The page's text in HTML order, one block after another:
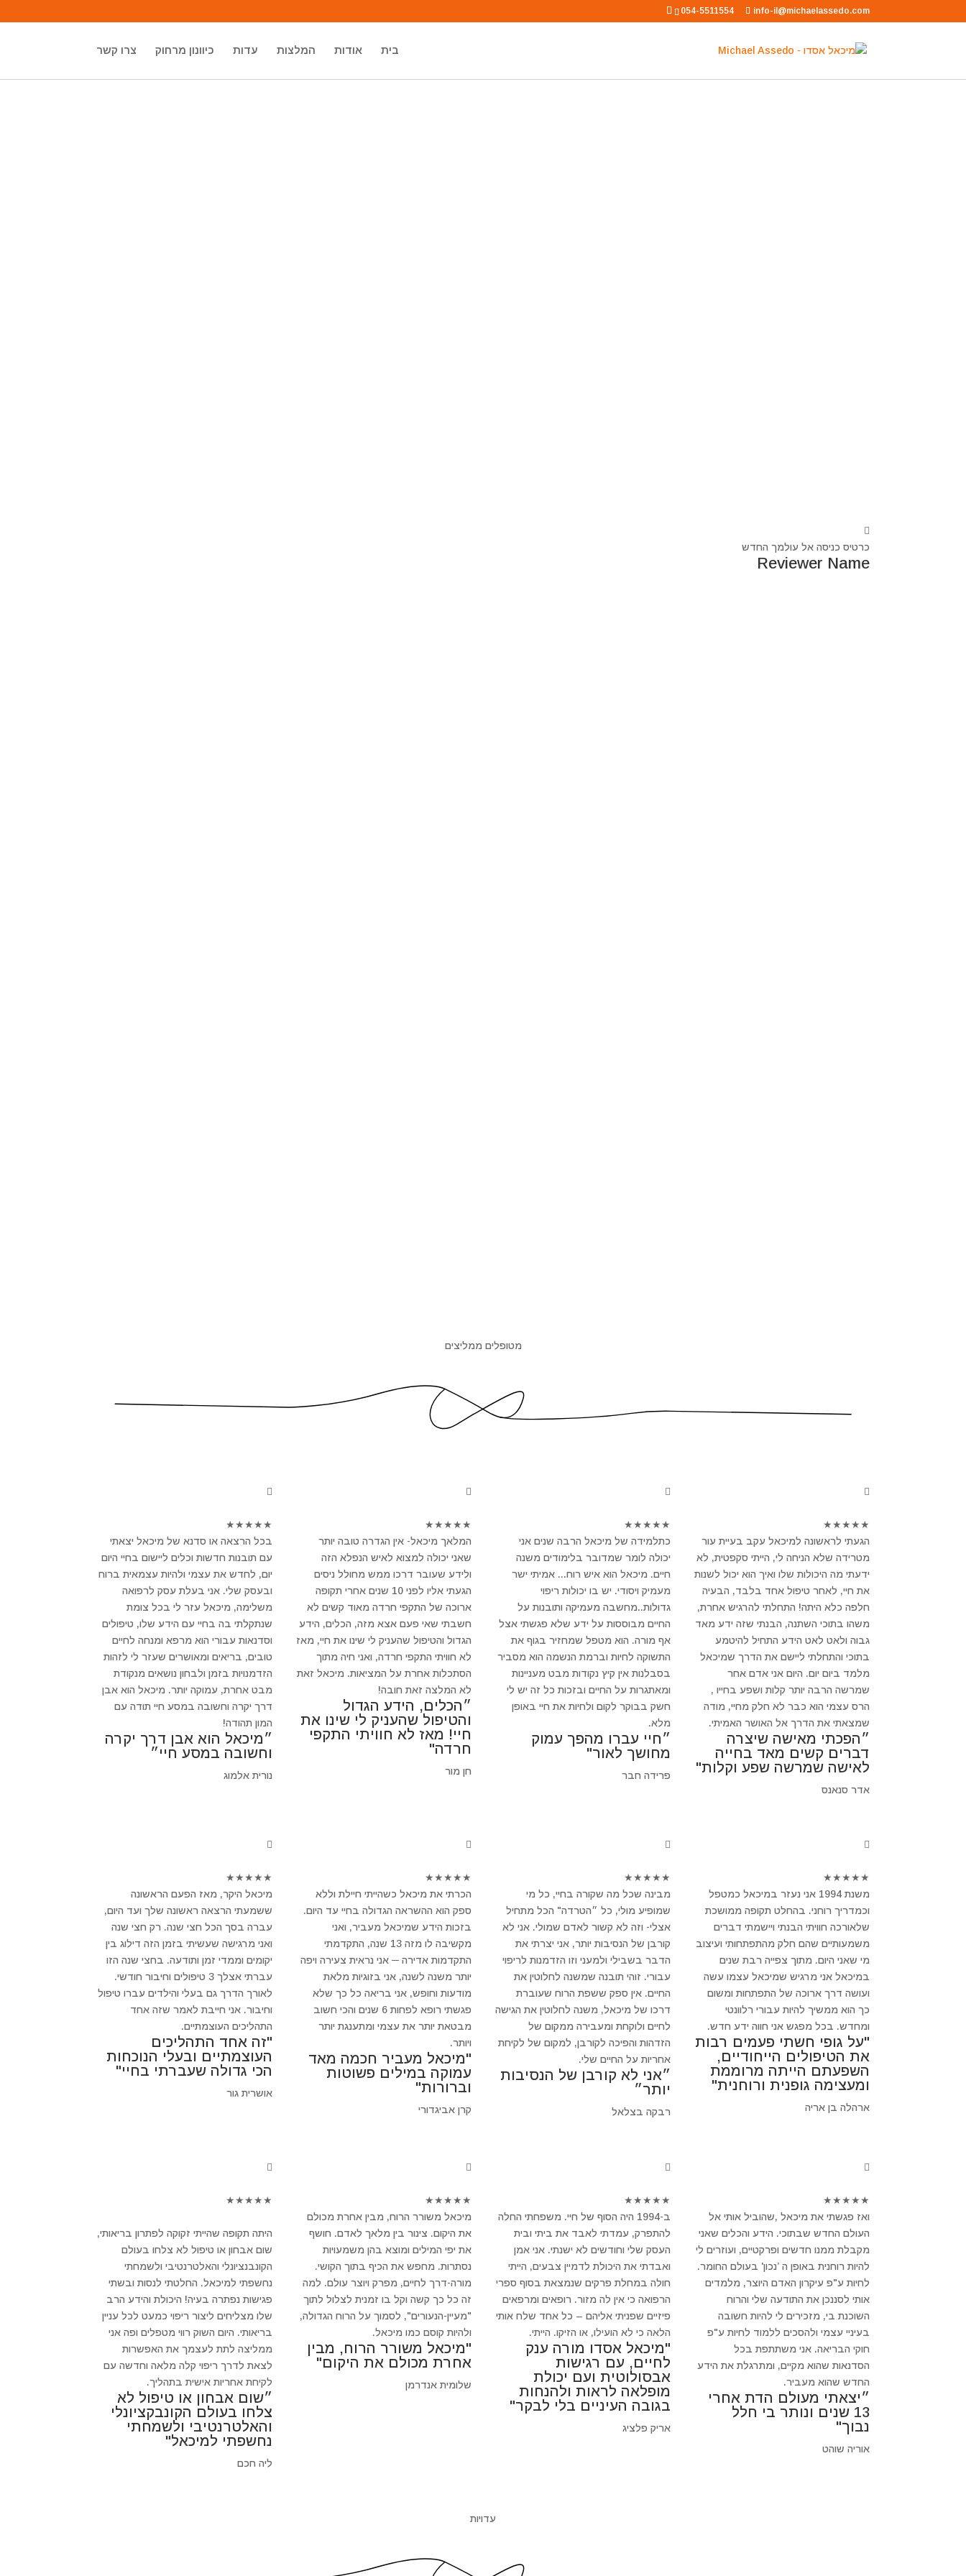
054-5511554 info-il@michaelassedo.com
בית אודות המלצות עדות כיוונון מרחוק צרו קשר
כרטיס כניסה אל עולמך החדש
Reviewer Name
מטופלים ממליצים
★
★
★
★
★
בכל הרצאה או סדנא של מיכאל יצאתי
עם תובנות חדשות וכלים ליישום בחיי היום
יום, לחדש את עצמי ולהיות עצמאית ברוח
ובעסק שלי. אני בעלת עסק לרפואה
משלימה, מיכאל עזר לי בכל צומת
שנתקלתי בה בחיי עם הידע שלו, טיפולים
וסדנאות עבורי הוא מרפא ומנחה לחיים
טובים, בריאים ומאושרים שעזר לי לזהות
הזדמנויות בזמן ולבחון נושאים מנקודת
מבט אחרת, עמוקה יותר. מיכאל הוא אבן
דרך יקרה וחשובה במסע חיי תודה עם
המון תהודה!
״מיכאל הוא אבן דרך יקרה
וחשובה במסע חיי״
נורית אלמוג
★
★
★
★
★
המלאך מיכאל- אין הגדרה טובה יותר
שאני יכולה למצוא לאיש הנפלא הזה
ולידע שעובר דרכו ממש מחולל ניסים
הגעתי אליו לפני 10 שנים אחרי תקופה
ארוכה של התקפי חרדה מאוד קשים לא
חשבתי שאי פעם אצא מזה, הכלים, הידע
הגדול והטיפול שהעניק לי שינו את חיי, מאז
לא חוויתי התקפי חרדה, ואני חיה מתוך
הסתכלות אחרת על המציאות. מיכאל זאת
לא המלצה זאת חובה!
״הכלים, הידע הגדול
והטיפול שהעניק לי שינו את
חיי! מאז לא חוויתי התקפי
חרדה"
חן מור
★
★
★
★
★
כתלמידה של מיכאל הרבה שנים אני
יכולה לומר שמדובר בלימודים משנה
חיים. מיכאל הוא איש רוח... אמיתי ישר
מעמיק ויסודי. יש בו יכולות ריפוי
גדולות..מחשבה מעמיקה ותובנות על
החיים מבוססות על ידע שלא פגשתי אצל
אף מורה. הוא מטפל שמחזיר בגוף את
התשוקה לחיות וברמת הנשמה הוא מסביר
בסבלנות אין קיץ נקודות מבט מעניינות
ומאתגרות על החיים ובזכות כל זה יש לי
חשק בבוקר לקום ולחיות את חיי באופן
מלא.
״חיי עברו מהפך עמוק
מחושך לאור"
פרידה חבר
★
★
★
★
★
הגעתי לראשונה למיכאל עקב בעיית עור
מטרידה שלא הניחה לי, הייתי סקפטית, לא
ידעתי מה היכולות שלו ואיך הוא יכול לשנות
את חיי, לאחר טיפול אחד בלבד, הבעיה
חלפה כלא היתה! התחלתי להרגיש אחרת,
משהו בתוכי השתנה, הבנתי שזה ידע מאד
גבוה ולאט לאט הידע התחיל להיטמע
בתוכי והתחלתי ליישם את הדרך שמיכאל
מלמד ביום יום. היום אני אדם אחר
שמרשה הרבה יותר קלות ושפע בחייו ,
הרס עצמי הוא כבר לא חלק מחיי, מודה
שמצאתי את הדרך אל האושר האמיתי.
״הפכתי מאישה שיצרה
דברים קשים מאד בחייה
לאישה שמרשה שפע וקלות"
אדר סנאנס
★
★
★
★
★
מיכאל היקר, מאז הפעם הראשונה
ששמעתי הרצאה ראשונה שלך ועד היום,
עברה בסך הכל חצי שנה. רק חצי שנה
ואני מרגישה שעשיתי בזמן הזה דילוג בין
יקומים וממדי זמן ותודעה. בחצי שנה הזו
עברתי אצלך 3 טיפולים וחיבור חודשי.
לאורך הדרך גם בעלי והילדים עברו טיפול
וחיבור. אני חייבת לאמר שזה אחד
התהליכים העוצמתיים.
"זה אחד התהליכים
העוצמתיים ובעלי הנוכחות
הכי גדולה שעברתי בחיי"
אושרית גור
★
★
★
★
★
הכרתי את מיכאל כשהייתי חיילת וללא
ספק הוא ההשראה הגדולה בחיי עד היום.
בזכות הידע שמיכאל מעביר, ואני
מקשיבה לו מזה 13 שנה, התקדמתי
התקדמות אדירה ─ אני נראית צעירה ויפה
יותר משנה לשנה, אני בזוגיות מלאת
מודעות וחופש, אני בריאה כל כך שלא
פגשתי רופא לפחות 6 שנים והכי חשוב
מבטאת יותר את עצמי ומתענגת יותר
ויותר.
"מיכאל מעביר חכמה מאד
עמוקה במילים פשוטות
וברורות"
קרן אביגדורי
★
★
★
★
★
מבינה שכל מה שקורה בחיי, כל מי
שמופיע מולי, כל ״הטרדה" הכל מתחיל
אצלי- וזה לא קשור לאדם שמולי. אני לא
קורבן של הנסיבות יותר, אני יצרתי את
הדבר בשבילי ולמעני וזו הזדמנות לריפוי
עבורי. זוהי תובנה שמשנה לחלוטין את
החיים. אין ספק ששפת הרוח שעוברת
דרכו של מיכאל, משנה לחלוטין את הגישה
לחיים ולוקחת ומעבירה ממקום של
הזדהות והפיכה לקורבן, למקום של לקיחת
אחריות על החיים שלי.
״אני לא קורבן של הנסיבות
יותר״
רבקה בצלאל
★
★
★
★
★
משנת 1994 אני נעזר במיכאל כמטפל
וכמדריך רוחני. בהחלט תקופה ממושכת
שלאורכה חוויתי הבנתי ויישמתי דברים
משמעותיים שהם חלק מהתפתחותי ועיצוב
מי שאני היום. מתוך צפייה רבת שנים
במיכאל אני מרגיש שמיכאל עצמו עשה
ועושה דרך ארוכה של התפתחות ומשום
כך הוא ממשיך להיות עבורי רלוונטי
ומחדש. בכל מפגש אני חווה ידע חדש.
"על גופי חשתי פעמים רבות
את הטיפולים הייחודיים,
השפעתם הייתה מרוממת
ומעצימה גופנית ורוחנית"
ארהלה בן אריה
★
★
★
★
★
היתה תקופה שהייתי זקוקה לפתרון בריאותי,
שום אבחון או טיפול לא צלחו בעולם
הקונבנציונלי והאלטרנטיבי ולשמחתי
נחשפתי למיכאל. החלטתי לנסות ובשתי
פגישות נפתרה בעיה! היכולת והידע הרב
שלו מצליחים ליצור ריפוי כמעט לכל עניין
בריאותי. היום השוק רווי מטפלים ופה אני
ממליצה לתת לעצמך את האפשרות
לצאת לדרך ריפוי קלה מלאה וחדשה עם
לקיחת אחריות אישית בתהליך.
״שום אבחון או טיפול לא
צלחו בעולם הקונבקציונלי
והאלטרנטיבי ולשמחתי
נחשפתי למיכאל"
ליה חכם
★
★
★
★
★
מיכאל משורר הרוח, מבין אחרת מכולם
את היקום. צינור בין מלאך לאדם. חושף
את יפי המילים ומוצא בהן משמעויות
נסתרות. מחפש את הכיף בתוך הקושי.
מורה-דרך לחיים, מפרק ויוצר עולם. למה
זה כל כך קשה וקל בו זמנית לצלול לתוך
"מעיין-הנעורים", לסמוך על הרוח הגדולה,
ולהיות קוסם כמו מיכאל.
"מיכאל משורר הרוח, מבין
אחרת מכולם את היקום"
שלומית אנדרמן
★
★
★
★
★
ב-1994 היה הסוף של חיי. משפחתי החלה
להתפרק, עמדתי לאבד את ביתי ובית
העסק שלי וחודשים לא ישנתי. אני אמן
ואבדתי את היכולת לדמיין צבעים, הייתי
חולה במחלת פרקים שנמצאת בסוף ספרי
הרפואה כי אין לה מזור. רופאים ומרפאים
פיזיים שפניתי אליהם – כל אחד שלח אותי
הלאה כי לא הועילו, או הזיקו. הייתי.
"מיכאל אסדו מורה ענק
לחיים, עם רגישות
אבסולוטית ועם יכולת
מופלאה לראות ולהנחות
בגובה העיניים בלי לבקר"
אריק פלציג
★
★
★
★
★
ואז פגשתי את מיכאל ,שהוביל אותי אל
העולם החדש שבתוכי. הידע והכלים שאני
מקבלת ממנו חדשים ופרקטיים, ועוזרים לי
להיות רוחנית באופן ה ’נכון' בעולם החומר.
לחיות ע"פ עיקרון האדם היוצר, מלמדים
אותי לסננכן את התודעה שלי והרוח
השוכנת בי, מזכירים לי להיות חשובה
בעיניי עצמי ולהסכים ללמוד לחיות ע"פ
חוקי הבריאה. אני משתתפת בכל
הסדנאות שהוא מקיים, ומתרגלת את הידע
החדש שהוא מעביר.
״יצאתי מעולם הדת אחרי
13 שנים ונותר בי חלל
נבוך"
אוריה שוהט
עדויות